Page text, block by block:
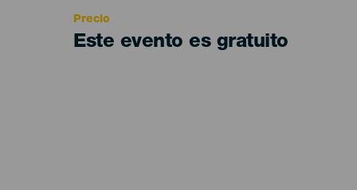
Precio
Este evento es gratuito